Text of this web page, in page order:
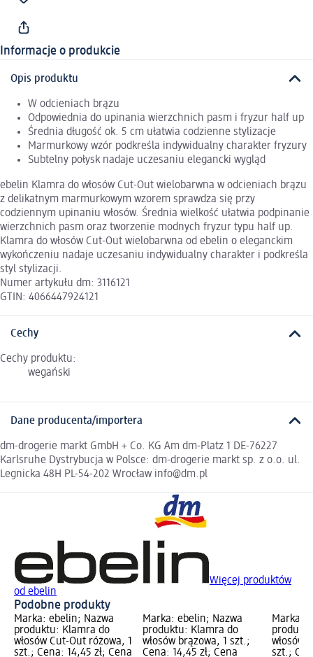
Informacje o produkcie
Opis produktu
W odcieniach brązu
Odpowiednia do upinania wierzchnich pasm i fryzur half up
Średnia długość ok. 5 cm ułatwia codzienne stylizacje
Marmurkowy wzór podkreśla indywidualny charakter fryzury
Subtelny połysk nadaje uczesaniu elegancki wygląd
ebelin Klamra do włosów Cut-Out wielobarwna w odcieniach brązu
z delikatnym marmurkowym wzorem sprawdza się przy
codziennym upinaniu włosów. Średnia wielkość ułatwia podpinanie
wierzchnich pasm oraz tworzenie modnych fryzur typu half up.
Klamra do włosów Cut-Out wielobarwna od ebelin o eleganckim
wykończeniu nadaje uczesaniu indywidualny charakter i podkreśla
styl stylizacji.
Numer artykułu dm: 3116121
GTIN: 4066447924121
Cechy
Cechy produktu:
wegański
Dane producenta/importera
dm-drogerie markt GmbH + Co. KG Am dm-Platz 1 DE-76227
Karlsruhe Dystrybucja w Polsce: dm-drogerie markt sp. z o.o. ul.
Legnicka 48H PL-54-202 Wrocław info@dm.pl
Więcej produktów
od ebelin
Podobne produkty
Marka: ebelin; Nazwa
produktu: Klamra do
włosów Cut-Out różowa, 1
szt.; Cena: 14,45 zł; Cena
Marka: ebelin; Nazwa
produktu: Klamra do
włosów brązowa, 1 szt.;
Cena: 14,45 zł; Cena
Marka:
włosów
szt.;